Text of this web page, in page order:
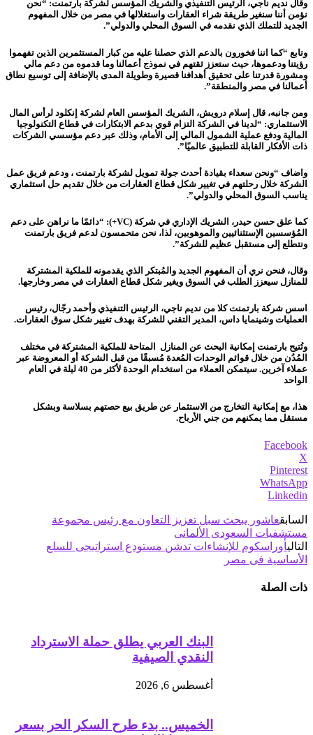
وقال نديم ناجي، الرئيس التنفيذي والشريك المؤسس لشركة بارتمنت: “نحن
نؤمن أننا سنغير طريقة شراء العقارات واستغلالها في مصر من خلال المفهوم
الجديد للتملك الذي نقدمه في السوق المحلي والدولي”.
وتابع “كما اننا فخورون بالدعم الذي حصلنا عليه من كبار المستثمرين الذين تفهموا
رؤيتنا ودعموها، حيث ستعزز ثقتهم في نموذج أعمالنا وما قدموه من دعم مالي
ومشورة قدرتنا على تحقيق أهدافنا قصيرة وطويلة المدى بالإضافة إلى توسيع نطاق
أعمالنا في مصر والمنطقة”.
ومن جانبه، قال إسلام درويش، الشريك المؤسس العام لشركة إنكلود لرأس المال
الاستثماري: “لدينا في الشركة التزام قوي بدعم الابتكارات في قطاع التكنولوجيا
المالية ودفع عملية الشمول المالي إلى الأمام، وذلك عبر دعم مؤسسي الشركات
ذات الأفكار القابلة للتطبيق عالميًا”.
واضاف “ونحن سعداء بقيادة أحدث جولة تمويل لشركة بارتمنت ، ودعم فريق عمل
الشركة خلال رحلتهم في تغيير شكل قطاع العقارات من خلال تقديم حل استثماري
يناسب السوق المحلي والدولي”.
كما علق حسن حيدر، الشريك الإداري في شركة (VC+): “دائمًا ما نراهن على دعم
المُؤسسين الإستثنائيين والموهوبين، لذا، نحن متحمسون لدعم فريق بارتمنت
ونتطلع إلى مستقبل عظيم للشركة”.
وقال، فنحن نري أن المفهوم الجديد والمُبتكر الذي يقدمونه للملكية المشتركة
للمنازل سيعزز الطلب في السوق ويغير شكل قطاع العقارات في مصر وخارجها.
اسس شركة بارتمنت كلا من نديم ناجي، الرئيس التنفيذي وأحمد رجّال، رئيس
العمليات وشينمايا داس، المدير التقني للشركة بهدف تغيير شكل سوق العقارات.
وتُتيح بارتمنت إمكانية البحث عن المنازل المتاحة للملكية المشتركة في مختلف
المُدُن من خلال قوائم الوحدات المُعدة مُسبقًا من قبل الشركة أو المعروضة عبر
عملاء آخرين. سيتمكن العملاء من استخدام الوحدة لأكثر من 40 ليلة في العام
الواحد
هذا، مع إمكانية التخارج من الاستثمار عن طريق بيع حصتهم بسلاسة وبشكل
مستقل مما يمكنهم من جني الأرباح.
Facebook
X
Pinterest
WhatsApp
Linkedin
السابقعاشور يبحث سبل تعزيز التعاون مع رئيس مجموعة
مستشفيات السعودى الألمانى
التاليأوراسكوم للإنشاءات تدشن مستودع استراتيجى للسلع
الأساسية فى مصر
ذات الصلة
البنك العربي يطلق حملة الاسترداد
النقدي الصيفية
أغسطس 6, 2026
الخميس.. بدء طرح السكر الحر بسعر